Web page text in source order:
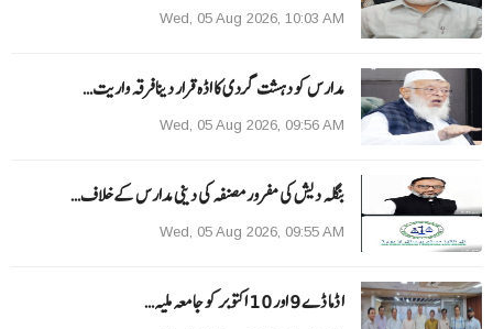
Wed, 05 Aug 2026, 10:03 AM
مدارس کو دہشت گردی کا اڈہ قرار دینا فرقہ واریت…
Wed, 05 Aug 2026, 09:56 AM
بنگلہ دیش کی مفرور مصنفہ کی دینی مدارس کے خلاف…
Wed, 05 Aug 2026, 09:55 AM
ا ڈما ڈے 9 اور 10 اکتوبر کو جامعہ ملیہ…